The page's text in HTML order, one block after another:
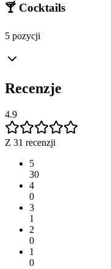
🍸 Cocktails
5 pozycji
Recenzje
4.9
Z 31 recenzji
5
30
4
0
3
1
2
0
1
0